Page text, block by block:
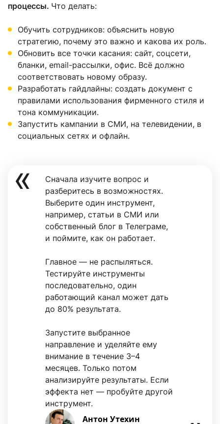
процессы. Что делать:
Обучить сотрудников: объяснить новую
стратегию, почему это важно и какова их роль.
Обновить все точки касания: сайт, соцсети,
бланки, email-рассылки, офис. Всё должно
соответствовать новому образу.
Разработать гайдлайны: создать документ с
правилами использования фирменного стиля и
тона коммуникации.
Запустить кампании в СМИ, на телевидении, в
социальных сетях и офлайн.
Сначала изучите вопрос и
разберитесь в возможностях.
Выберите один инструмент,
например, статьи в СМИ или
собственный блог в Телеграме,
и поймите, как он работает.
Главное — не распыляться.
Тестируйте инструменты
последовательно, один
работающий канал может дать
до 80% результата.
Запустите выбранное
направление и уделяйте ему
внимание в течение 3–4
месяцев. Только потом
анализируйте результаты. Если
эффекта нет — пробуйте другой
инструмент.